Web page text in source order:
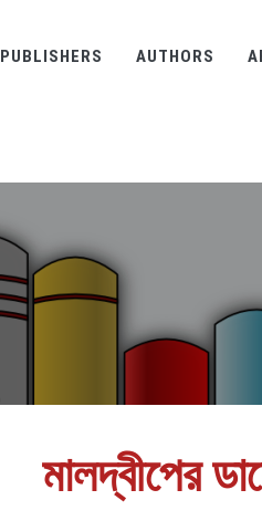
PUBLISHERS AUTHORS
মালদ্বীপের